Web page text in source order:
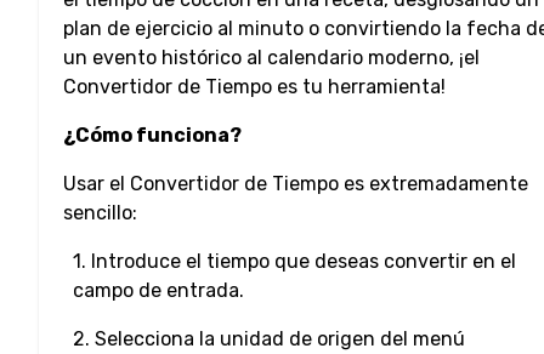
plan de ejercicio al minuto o convirtiendo la fecha
un evento histórico al calendario moderno, ¡el
Convertidor de Tiempo es tu herramienta!
¿Cómo funciona?
Usar el Convertidor de Tiempo es extremadamente
sencillo:
1. Introduce el tiempo que deseas convertir en el
campo de entrada.
2. Selecciona la unidad de origen del menú